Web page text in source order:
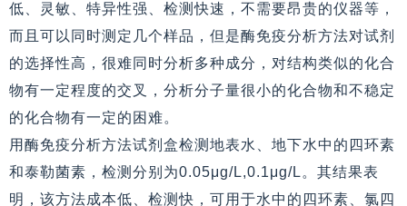
低、灵敏、特异性强、检测快速，不需要昂贵的仪器等，
而且可以同时测定几个样品，但是酶免疫分析方法对试剂
的选择性高，很难同时分析多种成分，对结构类似的化合
物有一定程度的交叉，分析分子量很小的化合物和不稳定
的化合物有一定的困难。
用酶免疫分析方法试剂盒检测地表水、地下水中的四环素
和泰勒菌素，检测分别为0.05μg/L,0.1μg/L。其结果表
明，该方法成本低、检测快，可用于水中的四环素、氯四